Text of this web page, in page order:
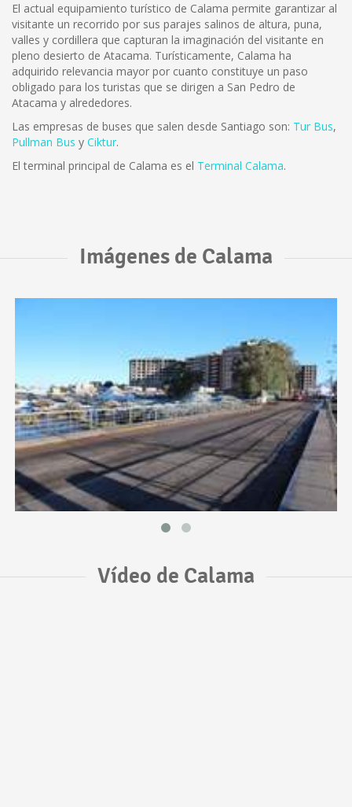
El actual equipamiento turístico de Calama permite garantizar al
visitante un recorrido por sus parajes salinos de altura, puna,
valles y cordillera que capturan la imaginación del visitante en
pleno desierto de Atacama. Turísticamente, Calama ha
adquirido relevancia mayor por cuanto constituye un paso
obligado para los turistas que se dirigen a San Pedro de
Atacama y alrededores.
Las empresas de buses que salen desde Santiago son: Tur Bus,
Pullman Bus y Ciktur.
El terminal principal de Calama es el Terminal Calama.
Imágenes de Calama
Vídeo de Calama